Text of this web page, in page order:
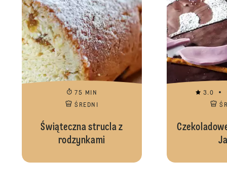
75 MIN
ŚREDNI
Świąteczna strucla z
rodzynkami
3.0